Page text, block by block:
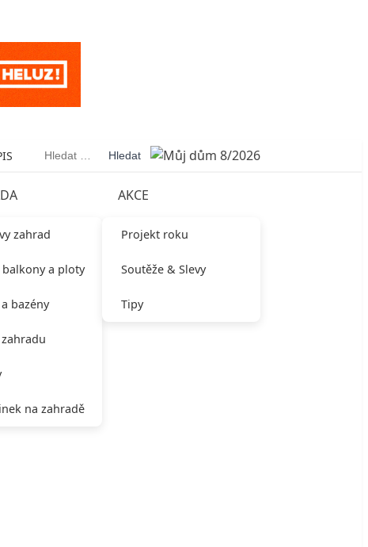
Vyhledávání
zahrad
balkony a ploty
bazény
na zahradě
AKCE
Projekt roku
Soutěže & Slevy
Tipy